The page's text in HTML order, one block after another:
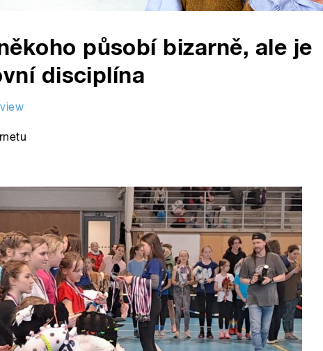
působí bizarně, ale je
disciplína